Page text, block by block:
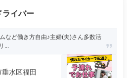
ライバー
など働き方自由♪主婦(夫)さん多数活
...
水区福田